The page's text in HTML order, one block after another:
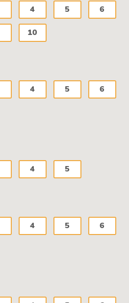
4 5 6
10
4 5 6
4 5
4 5 6